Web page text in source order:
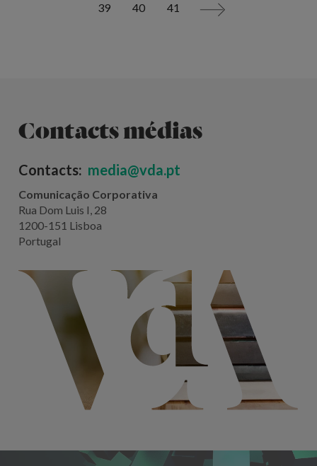
39 40 41 >
Contacts médias
Contacts: media@vda.pt
Comunicação Corporativa
Rua Dom Luis I, 28
1200-151 Lisboa
Portugal